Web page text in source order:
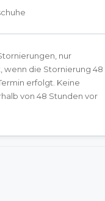
nur
wenn die Stornierung 48
erfolgt. Keine
von 48 Stunden vor